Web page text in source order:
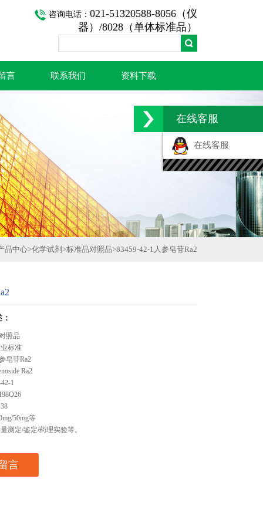
咨询电话： 021-51320588-8056（仪
器）/8028（单体标准品）
言 联系我们 资料下载
品中心>化学试剂 >标准品对照品>83459-42-1人参皂苷Ra2
照品
标准
皂苷Ra2
Ra2
1
50mg等
测定/鉴定/药理实验等。
言
在线客服
在线客服